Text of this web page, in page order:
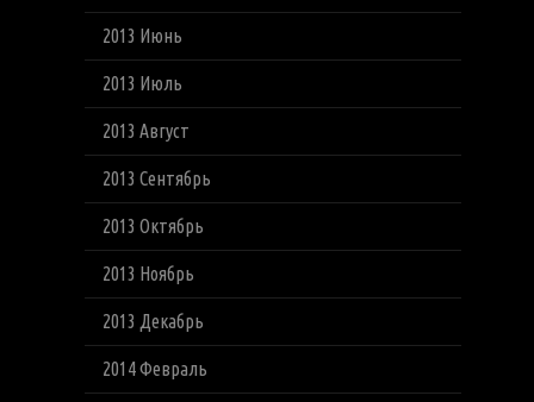
2013 Июнь
2013 Июль
2013 Август
2013 Сентябрь
2013 Октябрь
2013 Ноябрь
2013 Декабрь
2014 Февраль